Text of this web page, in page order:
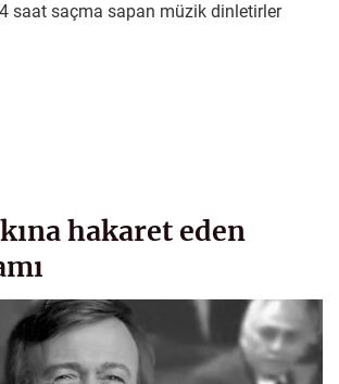
saat saçma sapan müzik dinletirler
hakaret eden